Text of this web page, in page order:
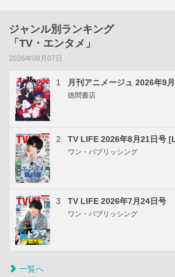
ジャンル別ランキング
「TV・エンタメ」
2026年08月07日
1 月刊アニメージュ 2026年9
徳間書店
2 TV LIFE 2026年8月21日号
ワン・パブリッシング
3 TV LIFE 2026年7月24日号
ワン・パブリッシング
一覧へ